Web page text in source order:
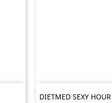
DIETMED SEXY
 Vista